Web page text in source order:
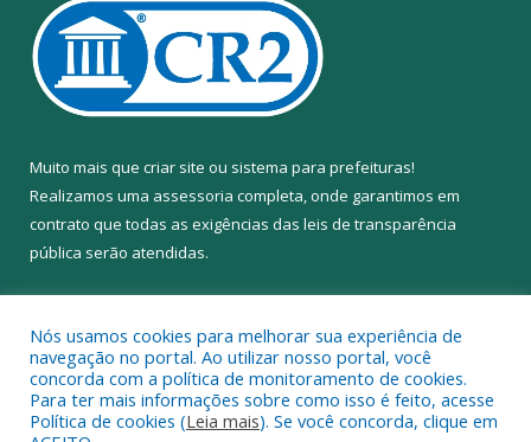
Muito mais que criar site ou sistema para prefeituras!
Realizamos uma assessoria completa, onde garantimos em
contrato que todas as exigências das leis de transparência
pública serão atendidas.
Todos os direitos reservados a Câmara Municipal de Anapu.
Nós usamos cookies para melhorar sua experiência de
navegação no portal. Ao utilizar nosso portal, você
concorda com a política de monitoramento de cookies.
Para ter mais informações sobre como isso é feito, acesse
Política de cookies (Leia mais). Se você concorda, clique em